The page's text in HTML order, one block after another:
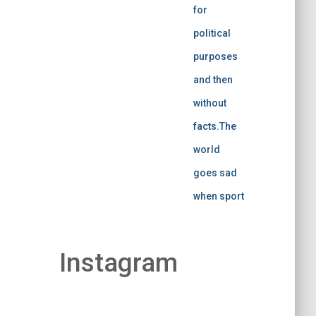
for
political
purposes
and then
without
facts.The
world
goes sad
when sport
Instagram